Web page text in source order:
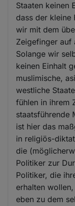
Staaten keinen
dass der kleine
wir mit dem
Zeigefinger auf
Solange wir
keinen Einhalt
muslimische,
westliche
fühlen in ihrem
staatsführende
ist hier das
in religiös-
die
Politiker zur
Politiker, die
erhalten
eben zu dem